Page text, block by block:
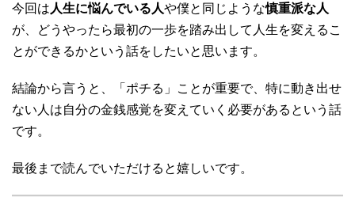
今回は 人生に悩んでいる人や僕と同じような慎重派な人
が、どうやったら最初の一歩を踏み出して人生を変えるこ
とができるかという話をしたいと思います。
結論から言うと、「ポチる」ことが重要で、特に動き出せ
ない人は自分の金銭感覚を変えていく必要があるという話
です。
最後まで読んでいただけると嬉しいです。